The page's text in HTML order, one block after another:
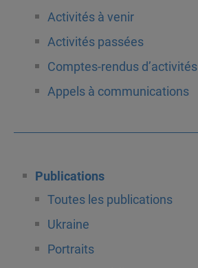
Activités à venir
Activités passées
Comptes-rendus d’activités
Appels à communications
Publications
Toutes les publications
Ukraine
Portraits